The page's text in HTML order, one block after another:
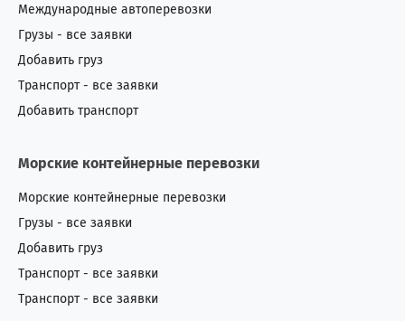
Международные автоперевозки
Грузы - все заявки
Добавить груз
Транспорт - все заявки
Добавить транспорт
Морские контейнерные перевозки
Морские контейнерные перевозки
Грузы - все заявки
Добавить груз
Транспорт - все заявки
Транспорт - все заявки